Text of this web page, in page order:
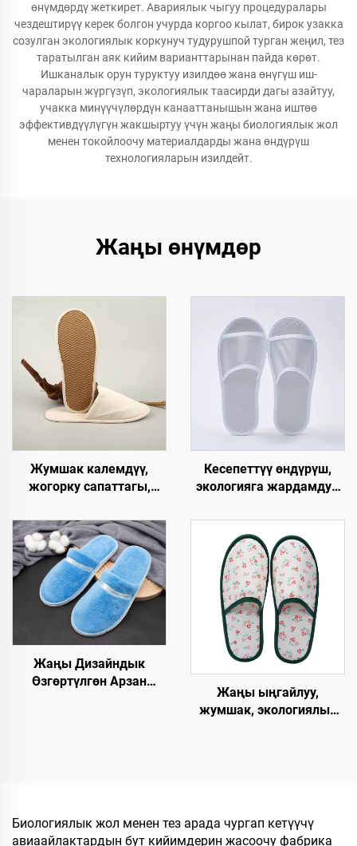
өнүмдөрдү жеткирет. Авариялык чыгуу процедуралары
чездештирүү керек болгон учурда коргоо кылат, бирок узакка
созулган экологиялык коркунуч тудурушпой турган жеңил, тез
таратылган аяк кийим варианттарынан пайда көрөт.
Ишканалык орун туруктуу изилдөө жана өнүгүш иш-
чараларын жүргүзүп, экологиялык таасирди дагы азайтуу,
учакка минүүчүлөрдүн канааттанышын жана иштөө
эффективдүүлүгүн жакшыртуу үчүн жаңы биологиялык жол
менен токойлоочу материалдарды жана өндүрүш
технологияларын изилдейт.
Жаңы өнүмдөр
Жумшак калемдүү,
жогорку сапаттагы,
чөпкө айлануучу ички
мейманханалык панчык,
мейманхананын
бөлмөлөрү үчүн
Кесепеттүү өндүрүш,
экологияга жардамдуу,
ыдырачуу, мейманхана
жана авиакомпаниялар
үчүн, ачык баштуу, дем
алаткан панчык
Жаңы Дизайндык
Өзгөртүлгөн Арзан
Жаңы ыңгайлуу,
жумшак, экологиялык
үчүн жумшалакча
Биологиялык жол менен тез арада чургап кетүүчү
авиаайлактардын бут кийимдерин жасоочу фабрика